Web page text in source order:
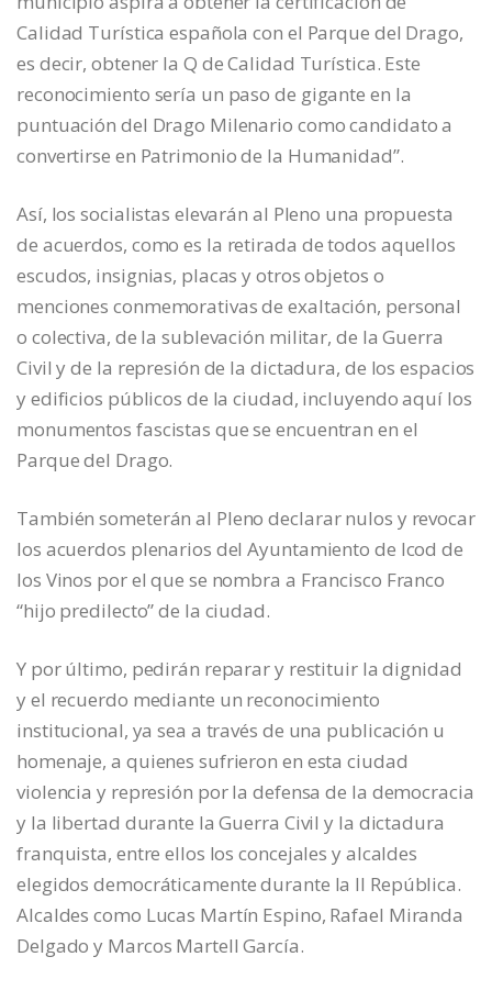
Calidad Turística española con el Parque del Drago,
es decir, obtener la Q de Calidad Turística. Este
reconocimiento sería un paso de gigante en la
puntuación del Drago Milenario como candidato a
convertirse en Patrimonio de la Humanidad”.
Así, los socialistas elevarán al Pleno una propuesta
de acuerdos, como es la retirada de todos aquellos
escudos, insignias, placas y otros objetos o
menciones conmemorativas de exaltación, personal
o colectiva, de la sublevación militar, de la Guerra
Civil y de la represión de la dictadura, de los espacios
y edificios públicos de la ciudad, incluyendo aquí los
monumentos fascistas que se encuentran en el
Parque del Drago.
También someterán al Pleno declarar nulos y revocar
los acuerdos plenarios del Ayuntamiento de Icod de
los Vinos por el que se nombra a Francisco Franco
“hijo predilecto” de la ciudad.
Y por último, pedirán reparar y restituir la dignidad
y el recuerdo mediante un reconocimiento
institucional, ya sea a través de una publicación u
homenaje, a quienes sufrieron en esta ciudad
violencia y represión por la defensa de la democracia
y la libertad durante la Guerra Civil y la dictadura
franquista, entre ellos los concejales y alcaldes
elegidos democráticamente durante la II República.
Alcaldes como Lucas Martín Espino, Rafael Miranda
Delgado y Marcos Martell García.